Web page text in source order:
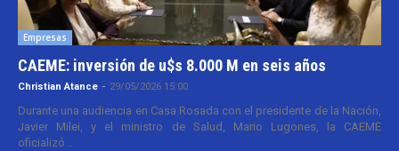
Empresas
CAEME: inversión de u$s 8.000 M en seis años
Christian Atance - 29/05/2026 15:00
Durante una audiencia en Casa Rosada con el presidente de la Nación,
Javier Milei, y el ministro de Salud, Mario Lugones, la CAEME
oficializó...